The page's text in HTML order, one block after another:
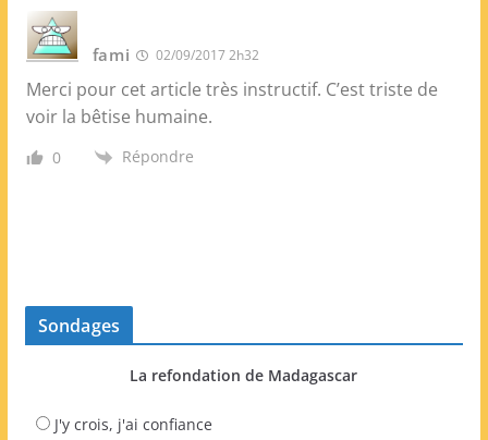
fami 02/09/2017 2h32
Merci pour cet article très instructif. C’est triste de
voir la bêtise humaine.
0 Répondre
Sondages
La refondation de Madagascar
J'y crois, j'ai confiance